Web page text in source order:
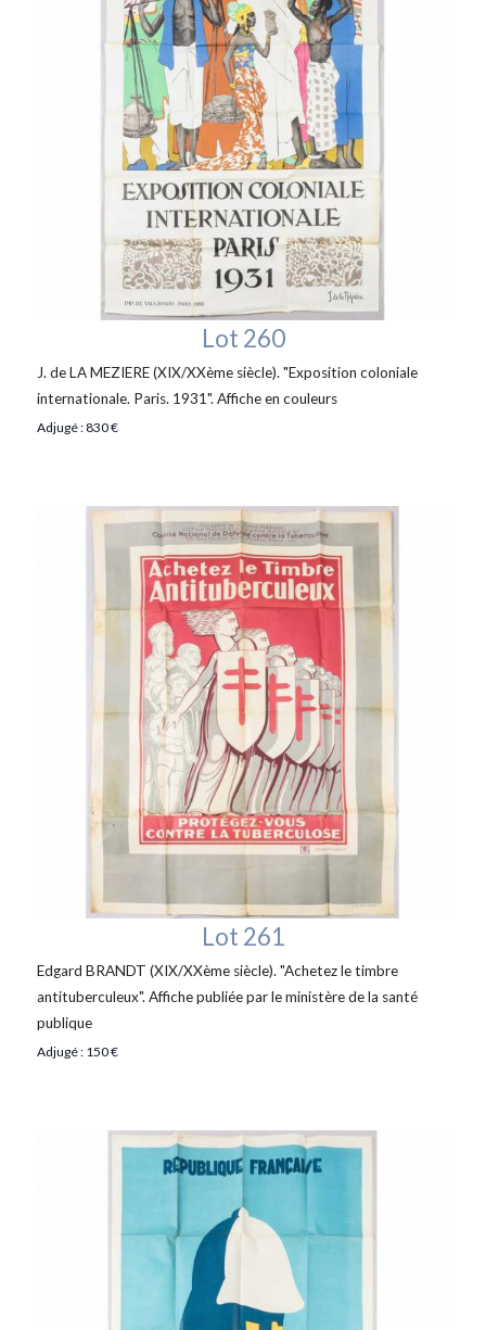
Lot 260
J. de LA MEZIERE (XIX/XXème siècle). "Exposition coloniale
internationale. Paris. 1931". Affiche en couleurs
Adjugé : 830 €
Lot 261
Edgard BRANDT (XIX/XXème siècle). "Achetez le timbre
antituberculeux". Affiche publiée par le ministère de la santé
publique
Adjugé : 150 €